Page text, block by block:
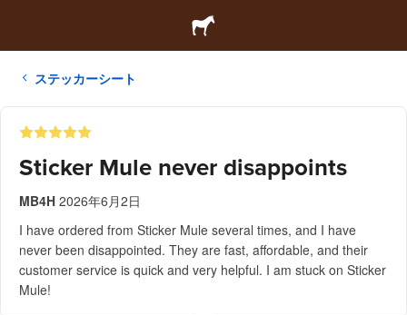
ステッカーシート
Sticker Mule never disappoints
MB4H 2026年6月2日
I have ordered from Sticker Mule several times, and I have
never been disappointed. They are fast, affordable, and their
customer service is quick and very helpful. I am stuck on Sticker
Mule!